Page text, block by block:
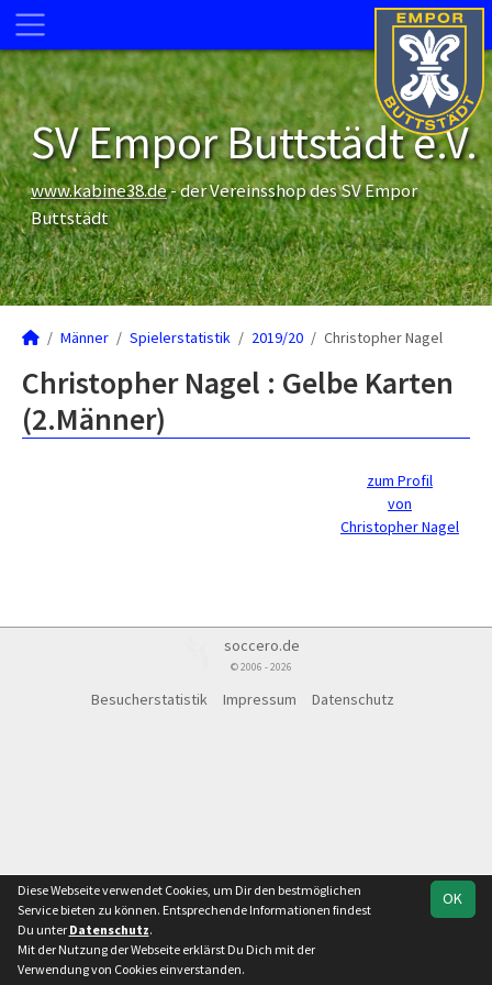
SV Empor Buttstädt e.V.
www.kabine38.de- der Vereinsshop des SV Empor
Buttstädt
Männer Spielerstatistik 2019/20 Christopher Nagel
Christopher Nagel : Gelbe Karten
(2.Männer)
zum Profil
von
Christopher Nagel
soccero.de
© 2006 - 2026
Besucherstatistik Impressum Datenschutz
OK
Diese Webseite verwendet Cookies, um Dir den bestmöglichen
Service bieten zu können. Entsprechende Informationen findest
Du unter Datenschutz.
Mit der Nutzung der Webseite erklärst Du Dich mit der
Verwendung von Cookies einverstanden.